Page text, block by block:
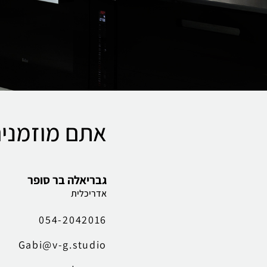
אתם
גבריאלה בר סופר
אדריכלית
054-2042016
Gabi@v-g.studio